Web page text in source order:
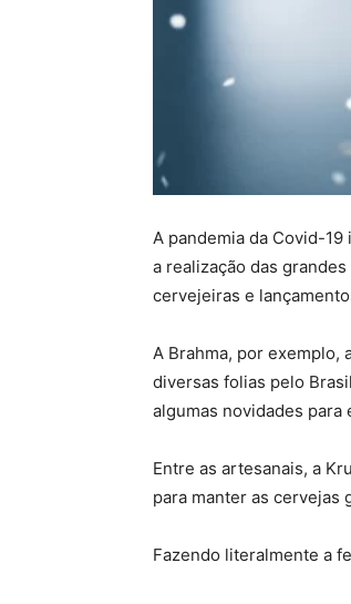
A pandemia da Covid-
a realização das
cervejeiras e
A Brahma, por exemplo,
diversas folias pelo
algumas novidades para
Entre as artesanais, a
para manter as cervejas
Fazendo literalmente a